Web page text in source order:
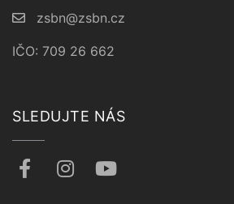
zsbn@zsbn.cz
IČO: 709 26 662
SLEDUJTE NÁS